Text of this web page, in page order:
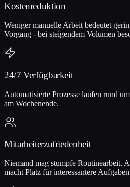
Kostenreduktion
Weniger manuelle Arbeit bedeutet
Vorgang - bei steigendem Volumen
24/7 Verfügbarkeit
Automatisierte Prozesse laufen rund
am Wochenende.
Mitarbeiterzufriedenheit
Niemand mag stumpfe Routinearbeit.
macht Platz für interessantere